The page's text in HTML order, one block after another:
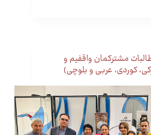
مشترکمان واقفیم و
کوردی، عربی و بلوچی)